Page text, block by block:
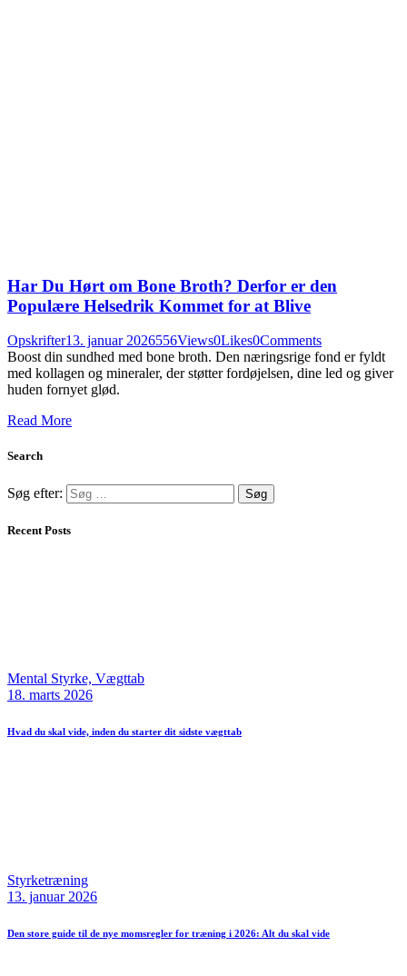
Har Du Hørt om Bone Broth? Derfor er den
Populære Helsedrik Kommet for at Blive
Opskrifter13. januar 2026556Views0Likes0Comments
Boost din sundhed med bone broth. Den næringsrige fond er fyldt
med kollagen og mineraler, der støtter fordøjelsen, dine led og giver
huden fornyet glød.
Read More
Search
Søg efter:
Recent Posts
Mental Styrke, Vægttab
18. marts 2026
Hvad du skal vide, inden du starter dit sidste vægttab
Styrketræning
13. januar 2026
Den store guide til de nye momsregler for træning i 2026: Alt du skal vide